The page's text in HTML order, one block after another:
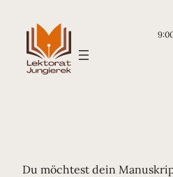
Du möchtest dein